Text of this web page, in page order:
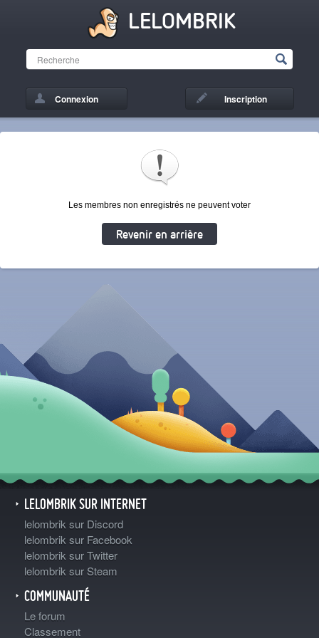
LELOMBRIK
Connexion Inscription
Les membres non enregistrés ne peuvent voter
Revenir en arrière
LELOMBRIK SUR INTERNET
lelombrik sur Discord
lelombrik sur Facebook
lelombrik sur Twitter
lelombrik sur Steam
COMMUNAUTÉ
Le forum
Classement